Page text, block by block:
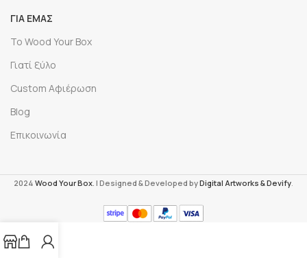
ΓΙΑ ΕΜΆΣ
Το Wood Your Box
Γιατί ξύλο
Custom Αφιέρωση
Blog
Επικοινωνία
2024 Wood Your Box. | Designed & Developed byDigital Artworks & Devify.